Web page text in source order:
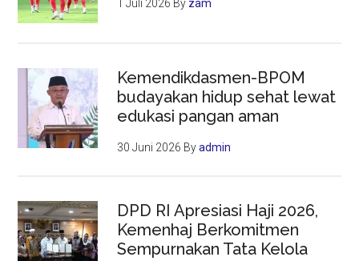
1 Juli 2026 By zam
Kemendikdasmen-BPOM
budayakan hidup sehat lewat
edukasi pangan aman
30 Juni 2026 Byadmin
DPD RI Apresiasi Haji 2026,
Kemenhaj Berkomitmen
Sempurnakan Tata Kelola